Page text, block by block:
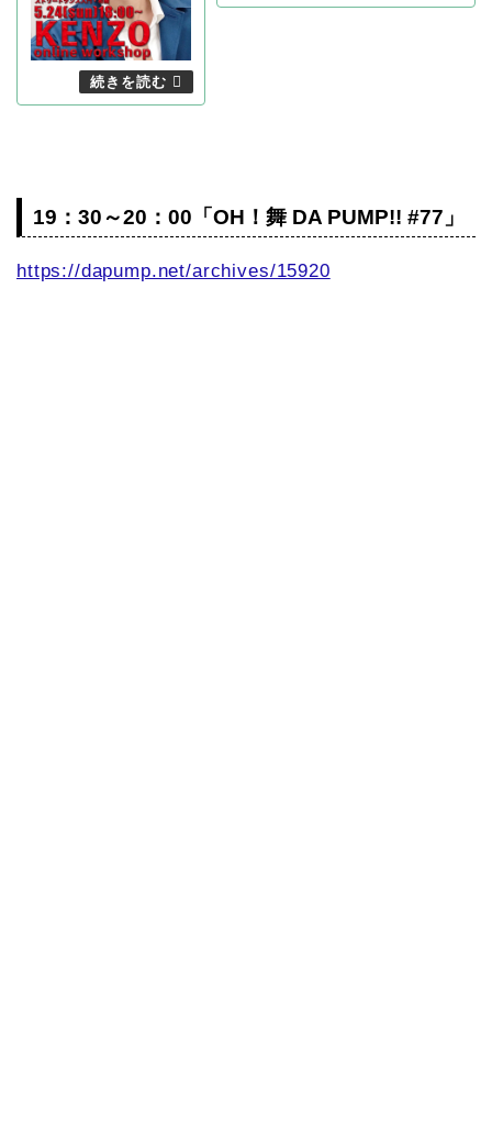
19：30～20：00「OH！舞 DA PUMP!! #77」
https://dapump.net/archives/15920